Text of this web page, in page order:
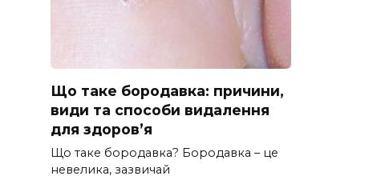
Що таке бородавка: причини,
види та способи видалення
для здоров’я
Що таке бородавка? Бородавка – це
невелика, зазвичай